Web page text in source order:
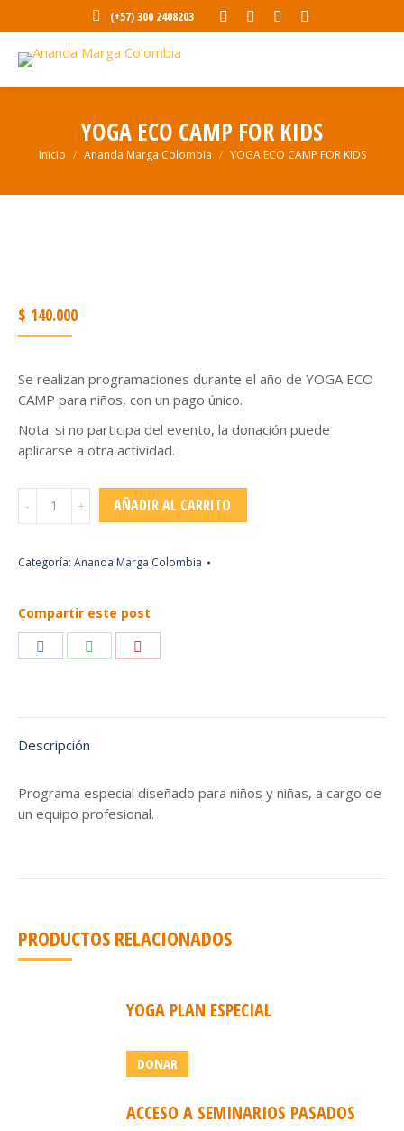
(+57) 300 2408203
Abrir
una
ventana/pestaña
Abrir
una
ventana/pestaña
Abrir
una
ventana/pestaña
una
ventana/
YOGA ECO CAMP FOR KIDS
Estás aquí:
Inicio Ananda Marga Colombia YOGA ECO CAMP FOR KIDS
$ 140.000
Se realizan programaciones durante el año de YOGA ECO
CAMP para niños, con un pago único.
Nota: si no participa del evento, la donación puede
aplicarse a otra actividad.
Cantidad AÑADIR AL CARRITO
Categoría: Ananda Marga Colombia
Compartir este post
CompartirCompartir
Descripción
Programa especial diseñado para niños y niñas, a cargo de
un equipo profesional.
PRODUCTOS RELACIONADOS
YOGA PLAN ESPECIAL
DONAR
ACCESO A SEMINARIOS PASADOS